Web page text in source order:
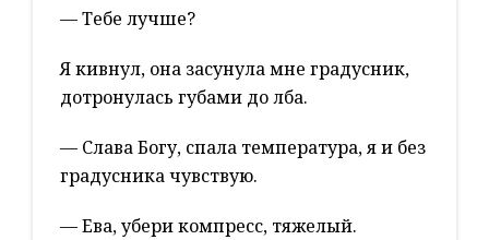
— Тебе лучше?
Я кивнул, она засунула мне градусник,
дотронулась губами до лба.
— Слава Богу, спала температура, я и без
градусника чувствую.
— Ева, убери компресс, тяжелый.